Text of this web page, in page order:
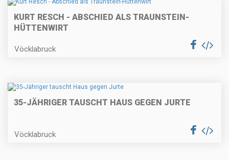
KURT RESCH - ABSCHIED ALS TRAUNSTEIN-
HÜTTENWIRT
Vöcklabruck
35-JÄHRIGER TAUSCHT HAUS GEGEN JURTE
Vöcklabruck